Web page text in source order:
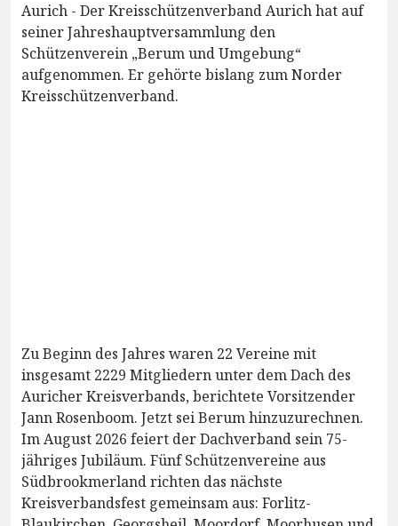
Aurich - Der Kreisschützenverband Aurich hat auf
seiner Jahreshauptversammlung den
Schützenverein „Berum und Umgebung“
aufgenommen. Er gehörte bislang zum Norder
Kreisschützenverband.
Zu Beginn des Jahres waren 22 Vereine mit
insgesamt 2229 Mitgliedern unter dem Dach des
Auricher Kreisverbands, berichtete Vorsitzender
Jann Rosenboom. Jetzt sei Berum hinzuzurechnen.
Im August 2026 feiert der Dachverband sein 75-
jähriges Jubiläum. Fünf Schützenvereine aus
Südbrookmerland richten das nächste
Kreisverbandsfest gemeinsam aus: Forlitz-